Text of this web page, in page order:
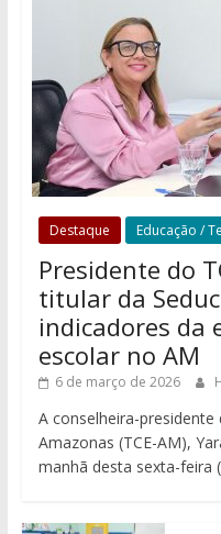
Destaque Educação /
Presidente do
titular da
indicadores da
escolar no AM
6 de março de 2026
A conselheira-
Amazonas (TCE-AM),
manhã desta sexta-feira